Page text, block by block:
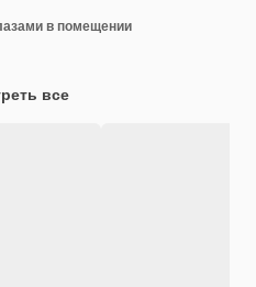
в помещении
все